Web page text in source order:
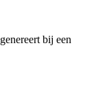
bij een